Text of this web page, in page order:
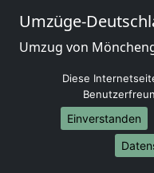
Umzüge-
Umzug von
Umzug von
Umzug von
Umzug von
Umzug von
Diese
Einverstanden